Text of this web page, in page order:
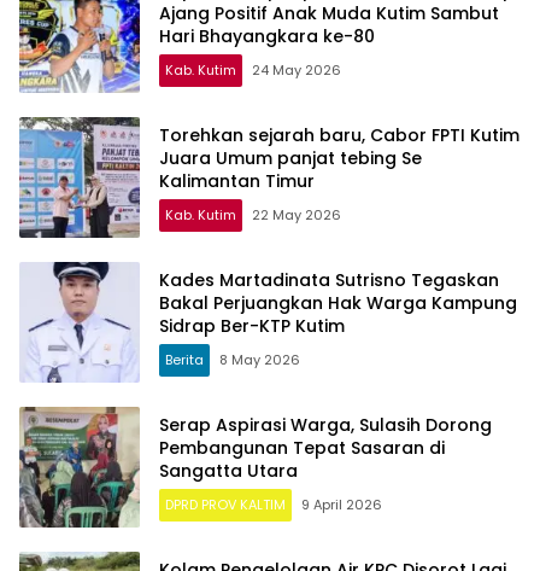
Ajang Positif Anak Muda Kutim Sambut
Hari Bhayangkara ke-80
Kab. Kutim 24 May 2026
Torehkan sejarah baru, Cabor FPTI Kutim
Juara Umum panjat tebing Se
Kalimantan Timur
Kab. Kutim 22 May 2026
Kades Martadinata Sutrisno Tegaskan
Bakal Perjuangkan Hak Warga Kampung
Sidrap Ber-KTP Kutim
Berita 8 May 2026
Serap Aspirasi Warga, Sulasih Dorong
Pembangunan Tepat Sasaran di
Sangatta Utara
DPRD PROV KALTIM 9 April 2026